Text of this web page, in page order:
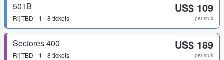
501B
RijTBD 1 - 8 tickets
US$ 109
per stuk
Sectores 400
RijTBD 1 - 8 tickets
US$ 189
per stuk